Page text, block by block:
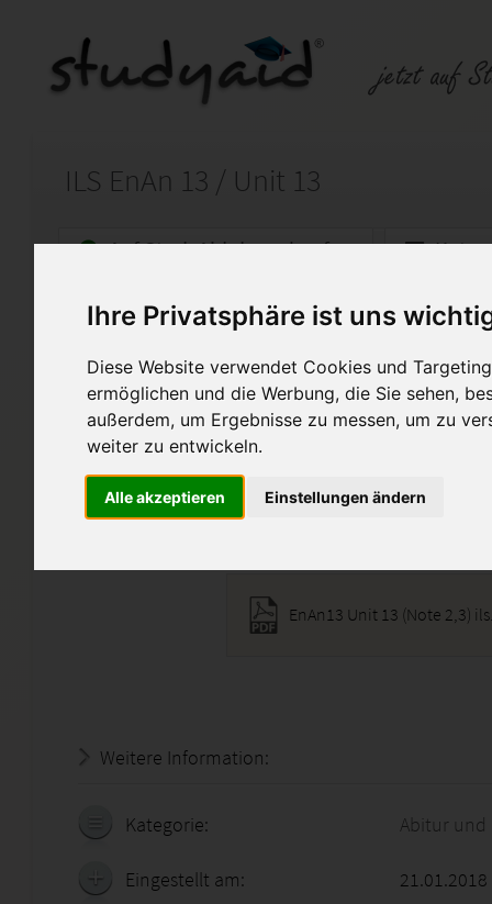
Ihre Privatsphäre ist uns
Diese Website verwendet Cookies und
ermöglichen und die Werbung, die Sie sehen,
außerdem, um Ergebnisse zu messen, um zu
weiter zu entwickeln.
Alle akzeptieren Einstellungen ändern
ILS EnAn 13 / Unit 13
Auf StudyAid.de verkaufen
Startseite Abitur und Hochschule
EnAn 13 / Unit 13
Note: 2,3
Diese Lösung ist ausschließlich
EnAn13 Unit 13 (Note 2,3)
Weitere Information:
Kategorie: Abitur und
Eingestellt am: